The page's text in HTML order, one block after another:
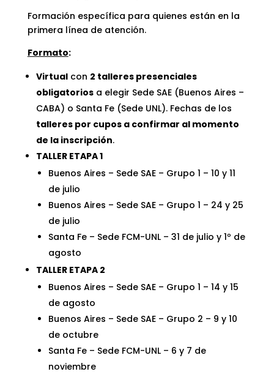
Formación específica para quienes están en la
primera línea de atención.
Formato:
Virtualcon 2 talleres presenciales
obligatoriosa elegir Sede SAE (Buenos Aires –
CABA) o Santa Fe (Sede UNL). Fechas de los
talleres por cupos a confirmar al momento
de la inscripción.
TALLER ETAPA 1
Buenos Aires – Sede SAE – Grupo 1 – 10 y 11
de julio
Buenos Aires – Sede SAE – Grupo 1 – 24 y 25
de julio
Santa Fe – Sede FCM-UNL – 31 de julio y 1º de
agosto
TALLER ETAPA 2
Buenos Aires – Sede SAE – Grupo 1 – 14 y 15
de agosto
Buenos Aires – Sede SAE – Grupo 2 – 9 y 10
de octubre
Santa Fe – Sede FCM-UNL – 6 y 7 de
noviembre